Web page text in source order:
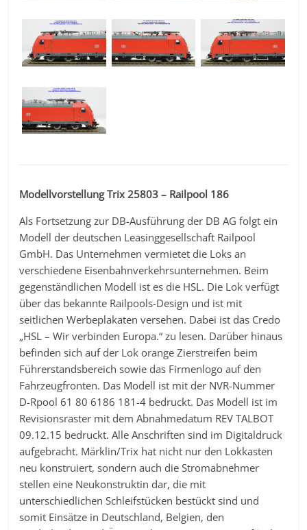
Modellvorstellung Trix 25803 – Railpool 186
Als Fortsetzung zur DB-Ausführung der DB AG folgt ein
Modell der deutschen Leasinggesellschaft Railpool
GmbH. Das Unternehmen vermietet die Loks an
verschiedene Eisenbahnverkehrsunternehmen. Beim
gegenständlichen Modell ist es die HSL. Die Lok verfügt
über das bekannte Railpools-Design und ist mit
seitlichen Werbeplakaten versehen. Dabei ist das Credo
„HSL – Wir verbinden Europa.“ zu lesen. Darüber hinaus
befinden sich auf der Lok orange Zierstreifen beim
Führerstandsbereich sowie das Firmenlogo auf den
Fahrzeugfronten. Das Modell ist mit der NVR-Nummer
D-Rpool 61 80 6186 181-4 bedruckt. Das Modell ist im
Revisionsraster mit dem Abnahmedatum REV TALBOT
09.12.15 bedruckt. Alle Anschriften sind im Digitaldruck
aufgebracht. Märklin/Trix hat nicht nur den Lokkasten
neu konstruiert, sondern auch die Stromabnehmer
stellen eine Neukonstruktin dar, die mit
unterschiedlichen Schleifstücken bestückt sind und
somit Einsätze in Deutschland, Belgien, den